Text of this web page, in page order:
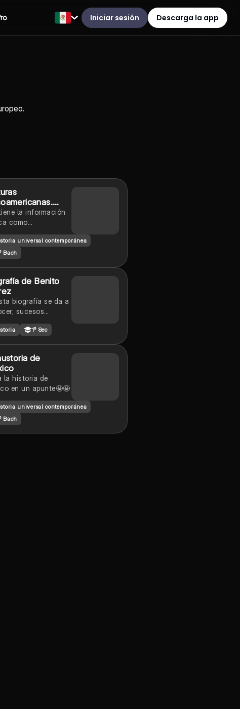
Iniciar sesión Descarga la app
completo)
la información
como
universal contemporánea
Bach
de Benito
biografía se da a
sucesos
de Benito Juárez.
1º Sec
de
la historia de
en un apunte🤩🤩
universal contemporánea
Bach